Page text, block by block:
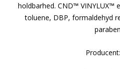
holdbarhed. CND™ VINYLUX™
toluene, DBP, formaldehyd
Producent: